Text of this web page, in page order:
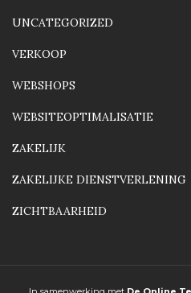
UNCATEGORIZED
VERKOOP
WEBSHOPS
WEBSITEOPTIMALISATIE
ZAKELIJK
ZAKELIJKE DIENSTVERLENING
ZICHTBAARHEID